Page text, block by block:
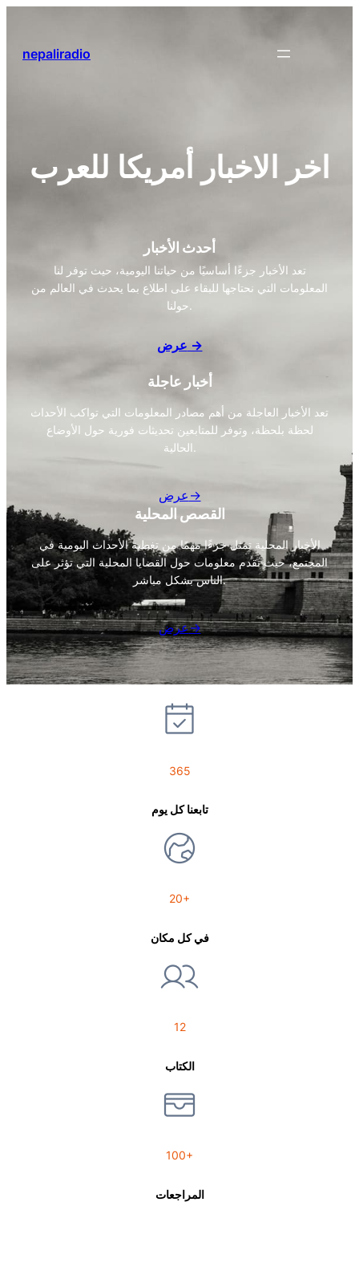
content
nepaliradio
اخر الاخبار أمريكا للعرب
أحدث الأخبار
تعد الأخبار جزءًا أساسيًا من حياتنا اليومية، حيث توفر لنا
المعلومات التي نحتاجها للبقاء على اطلاع بما يحدث في العالم من
حولنا.
عرض →
أخبار عاجلة
تعد الأخبار العاجلة من أهم مصادر المعلومات التي تواكب الأحداث
لحظة بلحظة، وتوفر للمتابعين تحديثات فورية حول الأوضاع
الحالية.
عرض→
القصص المحلية
الأخبار المحلية تمثل جزءًا مهمًا من تغطية الأحداث اليومية في
المجتمع، حيث تقدم معلومات حول القضايا المحلية التي تؤثر على
الناس بشكل مباشر.
عرض→
365
تابعنا كل يوم
20+
في كل مكان
12
الكتاب
100+
المراجعات